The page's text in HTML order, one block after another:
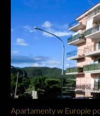
Apartamenty w Europie